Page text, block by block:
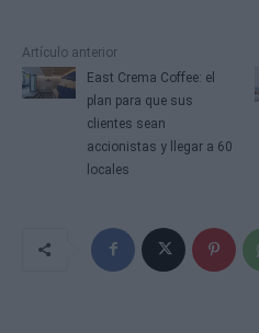
Artículo anterior
East Crema Coffee: el
plan para que sus
clientes sean
accionistas y llegar a 60
locales